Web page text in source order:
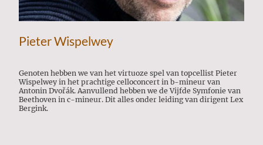
Pieter Wispelwey
Genoten hebben we van het virtuoze spel van topcellist Pieter
Wispelwey in het prachtige celloconcert in b-mineur van
Antonin Dvořák. Aanvullend hebben we de Vijfde Symfonie van
Beethoven in c-mineur. Dit alles onder leiding van dirigent Lex
Bergink.